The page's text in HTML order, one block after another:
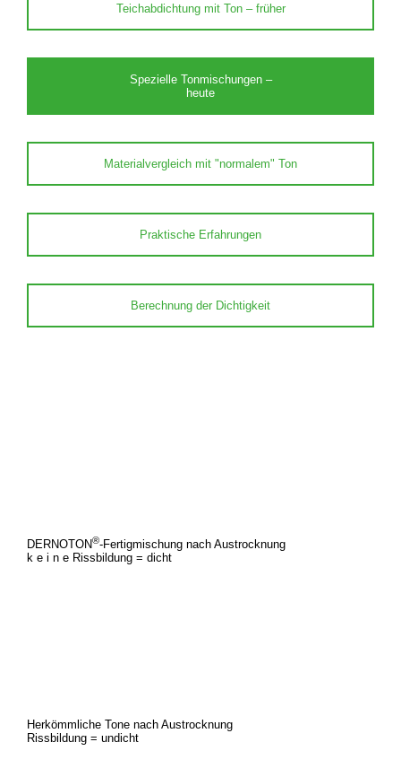
Teichabdichtung mit Ton – früher
Spezielle Tonmischungen –
heute
Materialvergleich mit "normalem" Ton
Praktische Erfahrungen
Berechnung der Dichtigkeit
DERNOTON®-Fertigmischung nach Austrocknung
k e i n e Rissbildung = dicht
Herkömmliche Tone nach Austrocknung
Rissbildung = undicht